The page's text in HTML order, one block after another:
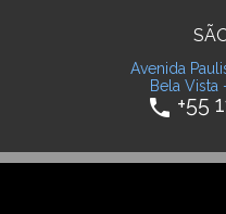
Avenida
Bela Vista
phone +55